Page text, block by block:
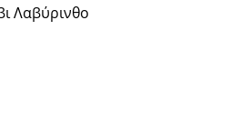
Γρήγορη προβολή
Λαβύρινθο